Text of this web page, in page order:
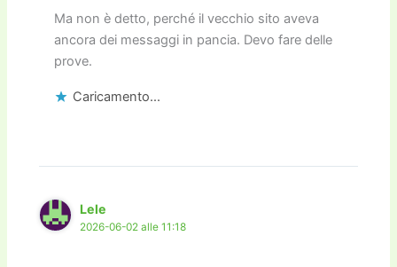
Ma non è detto, perché il vecchio sito aveva
ancora dei messaggi in pancia. Devo fare delle
prove.
Caricamento...
Lele
2026-06-02 alle 11:18